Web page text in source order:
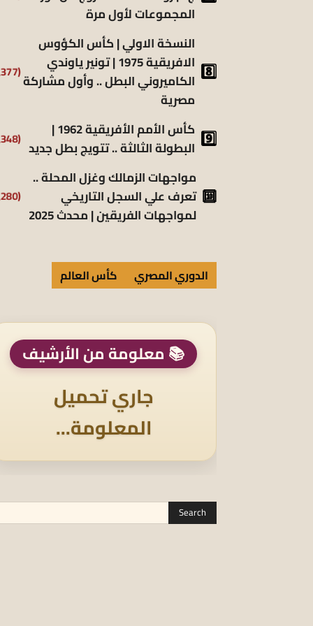
المجموعات لأول مرة
النسخة الاولي | كأس الكؤوس
الافريقية 1975 | تونير ياوندي
الكاميروني البطل .. وأول مشاركة
مصرية
(5٬377)
كأس الأمم الأفريقية 1962 |
البطولة الثالثة .. تتويج بطل جديد (5٬348)
مواجهات الزمالك وغزل المحلة ..
تعرف علي السجل التاريخي
لمواجهات الفريقين | محدث 2025
(5٬280)
الدوري المصري كأس العالم
📚 معلومة من الأرشيف
جاري تحميل
المعلومة...